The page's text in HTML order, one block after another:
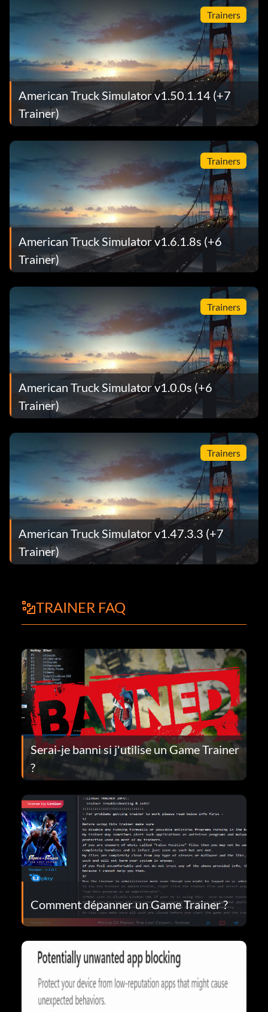
Trainers
American Truck Simulator v1.50.1.14 (+7
Trainer)
Trainers
American Truck Simulator v1.6.1.8s (+6
Trainer)
Trainers
American Truck Simulator v1.0.0s (+6
Trainer)
Trainers
American Truck Simulator v1.47.3.3 (+7
Trainer)
TRAINER FAQ
Serai-je banni si j'utilise un Game Trainer
?
Comment dépanner un Game Trainer ?